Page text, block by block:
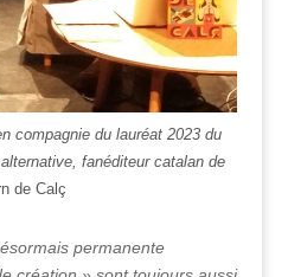
compagnie du lauréat 2023 du
fanéditeur catalan de
de Calç
permanente